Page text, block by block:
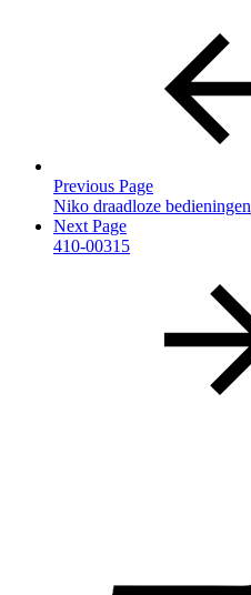
Previous Page
Niko draadloze bedieningen
Next Page
410-00315